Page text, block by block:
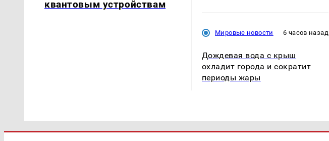
квантовым устройствам
Мировые новости 6 часов назад
Дождевая вода с крыш
охладит города и сократит
периоды жары